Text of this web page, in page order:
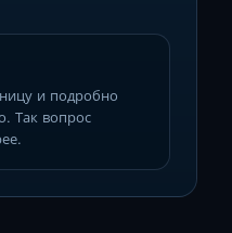
и подробно
Так вопрос